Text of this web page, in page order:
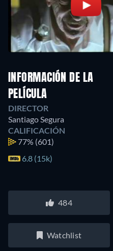
INFORMACIÓN DE LA
PELÍCULA
DIRECTOR
Santiago Segura
CALIFICACIÓN
77% (601)
6.8 (15k)
484
Watchlist